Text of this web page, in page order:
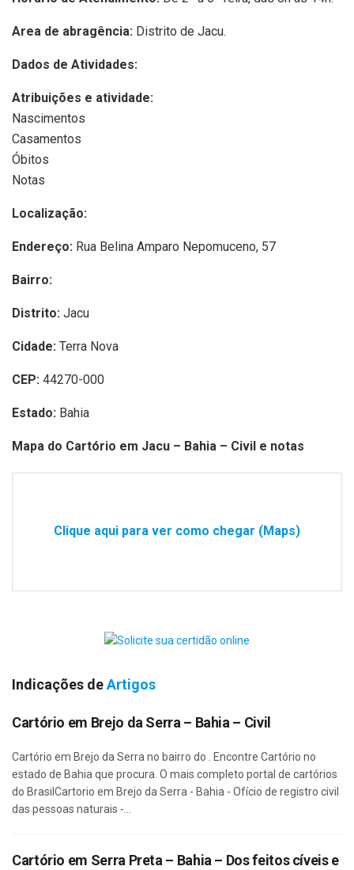
Area de abragência: Distrito de Jacu.
Dados de Atividades:
Atribuições e atividade:
Nascimentos
Casamentos
Óbitos
Notas
Localização:
Endereço: Rua Belina Amparo Nepomuceno, 57
Bairro:
Distrito: Jacu
Cidade: Terra Nova
CEP: 44270-000
Estado: Bahia
Mapa do Cartório em Jacu – Bahia – Civil e notas
Clique aqui para ver como chegar (Maps)
Indicações deArtigos
Cartório em Brejo da Serra – Bahia – Civil
Cartório em Brejo da Serra no bairro do . Encontre Cartório no
estado de Bahia que procura. O mais completo portal de cartórios
do BrasilCartorio em Brejo da Serra - Bahia - Ofício de registro civil
das pessoas naturais -...
Cartório em Serra Preta – Bahia – Dos feitos cíveis e